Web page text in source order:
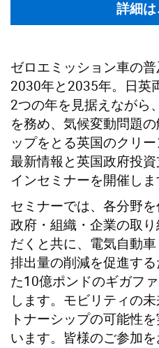
詳細は
ゼロエミッション車の
2030年と2035年。日英
2つの年を見据えながら
を務め、気候変動問題
ップをとる英国のクリ
最新情報と英国政府投
インセミナーを開催しま
セミナーでは、各分野
政府・組織・企業の取
だくと共に、電気自動
排出量の削減を促進す
た10億ポンドのギガフ
します。モビリティの
トナーシップの可能性
います。皆様のご参加を